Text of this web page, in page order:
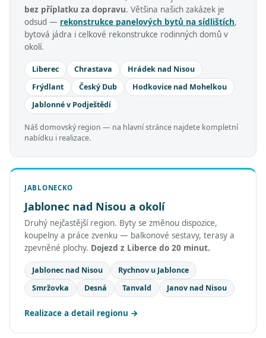
bez příplatku za dopravu. Většina našich zakázek je
odsud — rekonstrukce panelových bytů na sídlištích,
bytová jádra i celkové rekonstrukce rodinných domů v
okolí.
Liberec Chrastava
Hrádek nad Nisou
Frýdlant
Český Dub
Hodkovice nad Mohelkou
Jablonné v Podještědí
Náš domovský region — na hlavní stránce najdete kompletní
nabídku i realizace.
JABLONECKO
Jablonec nad Nisou a okolí
Druhý nejčastější region. Byty se změnou dispozice,
koupelny a práce zvenku — balkonové sestavy, terasy a
zpevněné plochy. Dojezd z Liberce do 20 minut.
Jablonec nad Nisou
Rychnov u Jablonce
Smržovka
Desná Tanvald Janov nad Nisou
Realizace a detail regionu